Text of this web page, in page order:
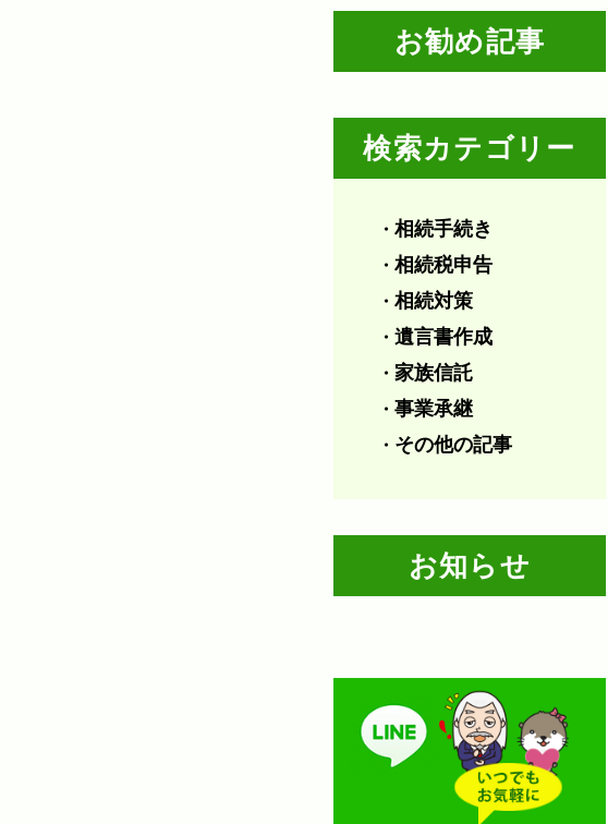
お勧め記事
検索カテゴリー
・ 相続手続き
・ 相続税申告
・ 相続対策
・ 遺言書作成
・ 家族信託
・ 事業承継
・ その他の記事
お知らせ